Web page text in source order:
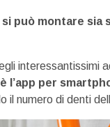
si può montare
interessantissimi
l’app per
il numero di denti